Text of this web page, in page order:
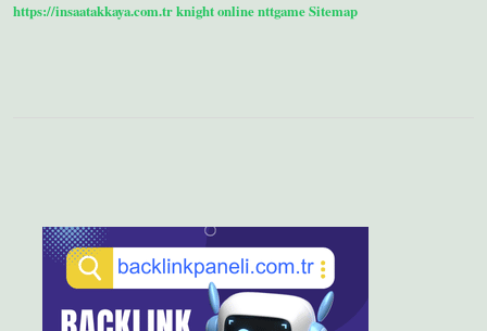
https://insaatakkaya.com.trknight onlinenttgameSitemap